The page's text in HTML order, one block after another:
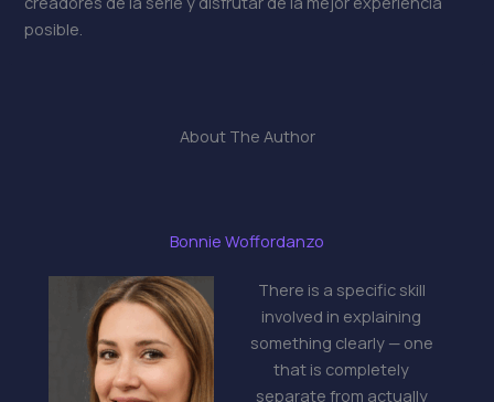
posible.
About The Author
Bonnie Woffordanzo
There is a specific skill
involved in explaining
something clearly — one
that is completely
separate from actually